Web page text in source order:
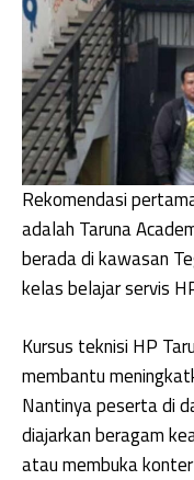
Rekomendasi
adalah Taruna
berada di kawasan
kelas belajar servis
Kursus teknisi HP
membantu
Nantinya peserta di
diajarkan beragam
atau membuka